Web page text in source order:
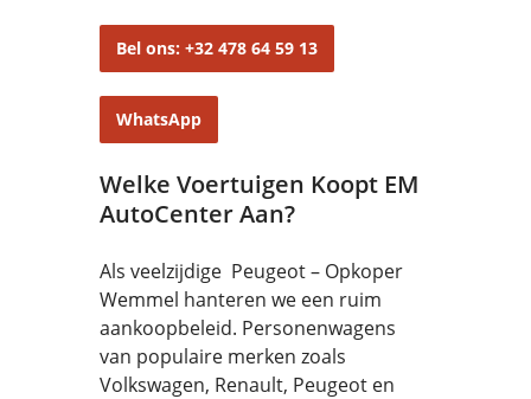
Bel ons: +32 478 64 59 13
WhatsApp
Welke Voertuigen Koopt EM
AutoCenter Aan?
Als veelzijdige Peugeot – Opkoper
Wemmel hanteren we een ruim
aankoopbeleid. Personenwagens
van populaire merken zoals
Volkswagen, Renault, Peugeot en